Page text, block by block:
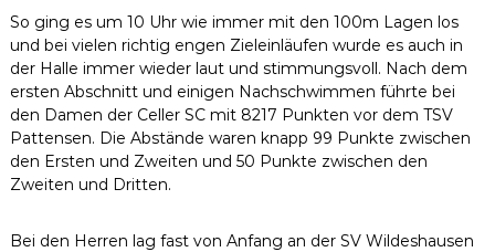
s
e
n
So ging es um 10 Uhr wie immer mit den 100m Lagen los
und bei vielen richtig engen Zieleinläufen wurde es auch in
der Halle immer wieder laut und stimmungsvoll. Nach dem
ersten Abschnitt und einigen Nachschwimmen führte bei
den Damen der Celler SC mit 8217 Punkten vor dem TSV
Pattensen. Die Abstände waren knapp 99 Punkte zwischen
den Ersten und Zweiten und 50 Punkte zwischen den
Zweiten und Dritten.
Bei den Herren lag fast von Anfang an der SV Wildeshausen